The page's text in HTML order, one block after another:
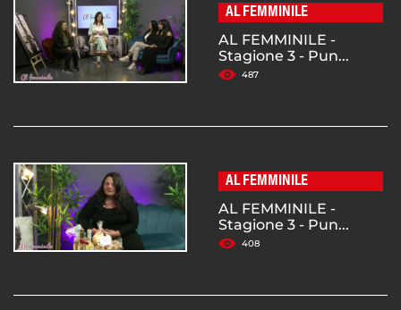
AL FEMMINILE
AL FEMMINILE -
Stagione 3 - Pun...
487
AL FEMMINILE
AL FEMMINILE -
Stagione 3 - Pun...
408